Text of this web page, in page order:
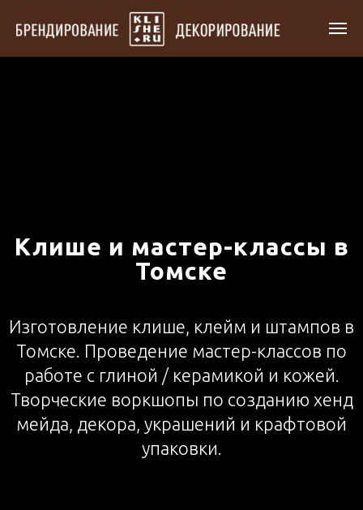
Клише и мастер-классы в
Томске
Изготовление клише, клейм и штампов в
Томске. Проведение мастер-классов по
работе с глиной / керамикой и кожей.
Творческие воркшопы по созданию хенд
мейда, декора, украшений и крафтовой
упаковки.